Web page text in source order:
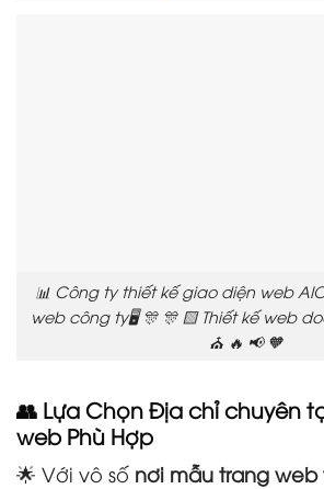
📊 Công ty thiết kế giao diện web
web công ty🖥️ 🎊 🎊 🟨 Thiết kế web
⛪ 🔥 📢 🧡
👥 Lựa Chọn Địa chỉ chuyên
web Phù Hợp
🌟 Với vô số nơi mẫu trang web